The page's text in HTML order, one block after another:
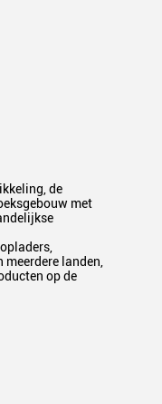
de
met
landen,
op de